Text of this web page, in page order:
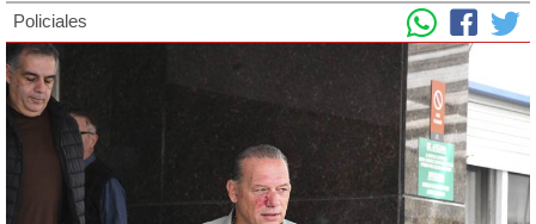
Policiales